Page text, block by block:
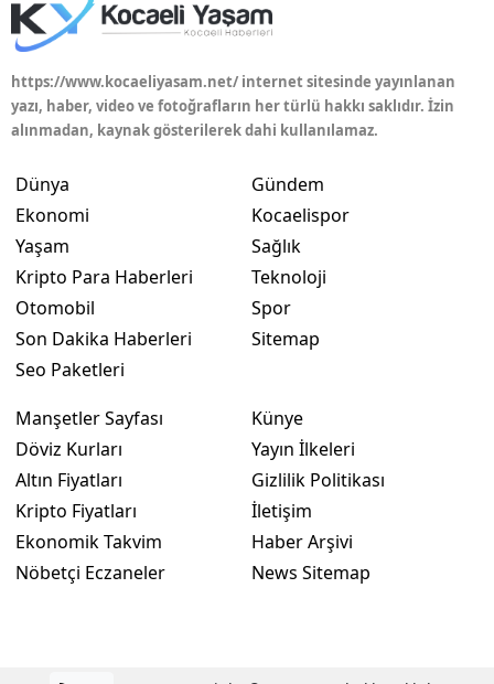
https://www.kocaeliyasam.net/ internet sitesinde yayınlanan
yazı, haber, video ve fotoğrafların her türlü hakkı saklıdır. İzin
alınmadan, kaynak gösterilerek dahi kullanılamaz.
Dünya
Ekonomi
Yaşam
Kripto Para Haberleri
Otomobil
Son Dakika Haberleri
Seo Paketleri
Gündem
Kocaelispor
Sağlık
Teknoloji
Spor
Sitemap
Manşetler Sayfası
Döviz Kurları
Altın Fiyatları
Kripto Fiyatları
Ekonomik Takvim
Nöbetçi Eczaneler
Künye
Yayın İlkeleri
Gizlilik Politikası
İletişim
Haber Arşivi
News Sitemap